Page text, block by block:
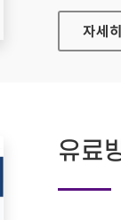
우체
자세
유료